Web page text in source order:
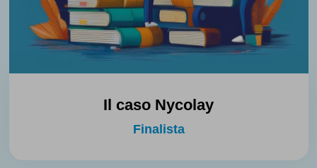
Il caso Nycolay
Finalista